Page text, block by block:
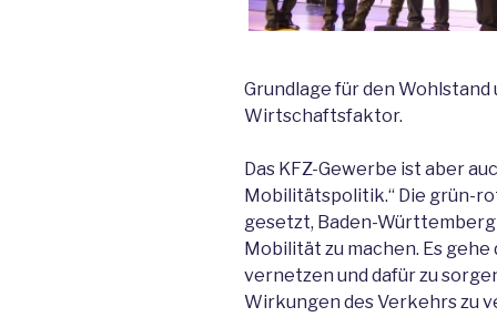
Grundlage für den
Wirtschaftsfaktor.
Das KFZ-Gewerbe ist aber
Mobilitätspolitik.“ Die grün-
gesetzt, Baden-
Mobilität zu machen. Es
vernetzen und dafür zu
Wirkungen des Verkehrs zu